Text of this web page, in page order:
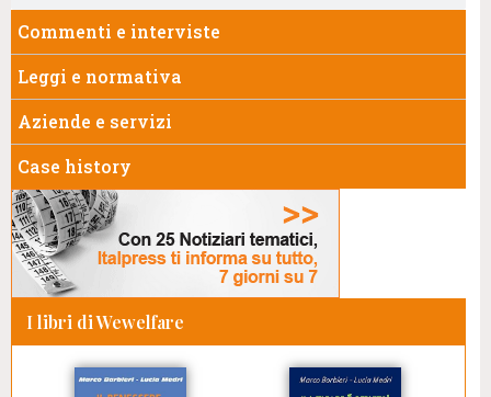
Commenti e interviste
Leggi e normativa
Aziende e servizi
Case history
I libri di Wewelfare